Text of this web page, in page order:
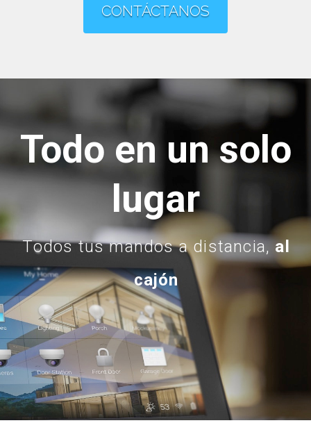
CONTÁCTANOS
Todo en un solo
lugar
Todos tus mandos a distancia,al
cajón